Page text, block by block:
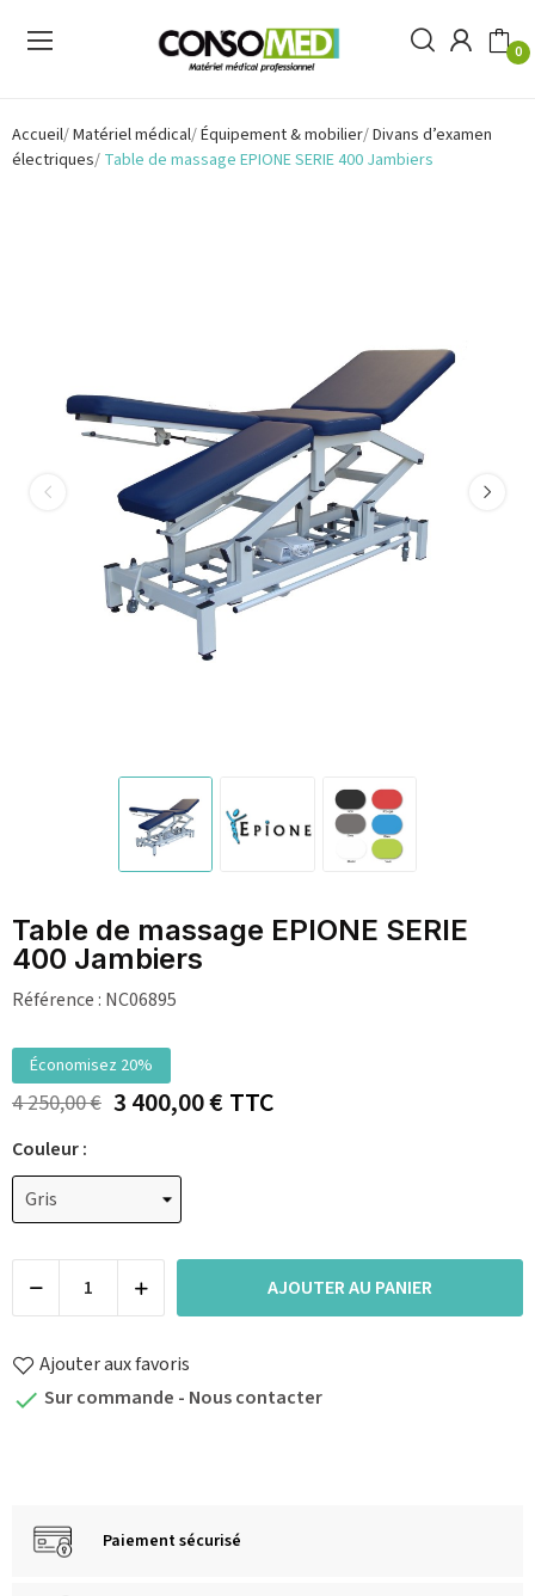
0
Accueil Matériel médical Équipement & mobilier Divans d’examen
électriques Table de massage EPIONE SERIE 400 Jambiers
Table de massage EPIONE SERIE
400 Jambiers
Référence : NC06895
Économisez 20%
4 250,00 € 3 400,00 €TTC
Couleur :
AJOUTER AU PANIER
Ajouter aux favoris
 Sur commande - Nous contacter
Paiement sécurisé